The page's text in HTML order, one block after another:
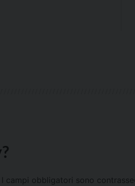
I campi obbligatori sono